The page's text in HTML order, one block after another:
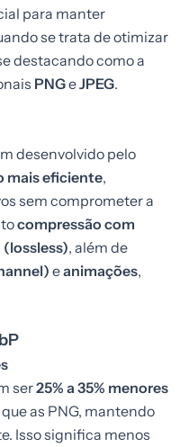
para manter
se trata de otimizar
destacando como a
PNGeJPEG.
desenvolvido pelo
mais eficiente,
sem comprometer a
compressão com
(lossless), além de
eanimações,
ser25% a 35% menores
que as PNG, mantendo
Isso significa menos